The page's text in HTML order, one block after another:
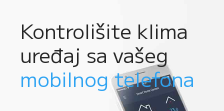
Kontrolišite klima
uređaj sa vašeg
mobilnog telefona